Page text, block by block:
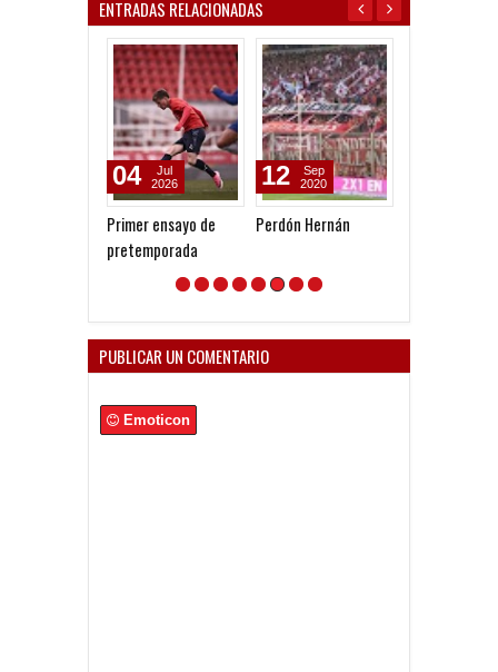
ENTRADAS RELACIONADAS
Primer ensayo de
pretemporada
04
Jul
2026
Perdón Hernán
12
Sep
2020
PUBLICAR UN COMENTARIO
Emoticon